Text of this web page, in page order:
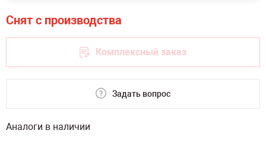
Комплексный заказ
Задать вопрос
Аналоги в наличии